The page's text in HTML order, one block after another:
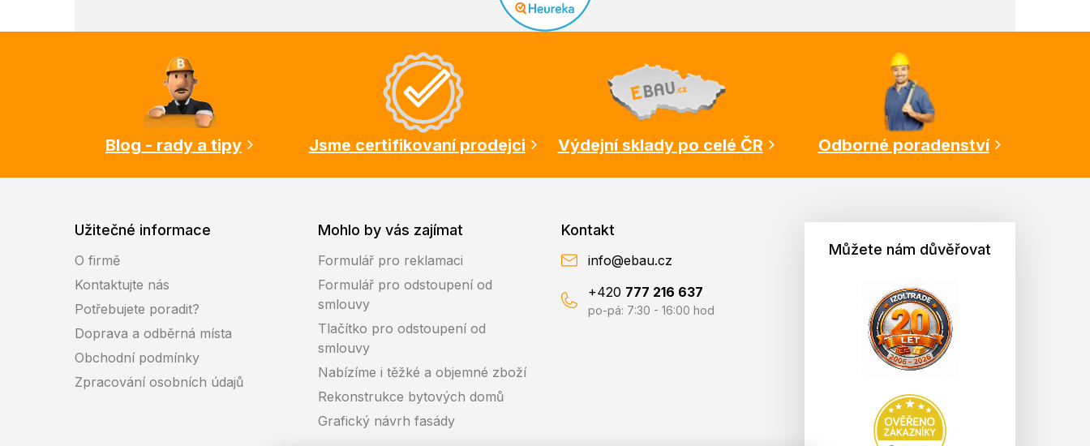
Blog - rady a tipy
Jsme certifikovaní prodejci Výdejní sklady po celé ČR Odborné poradenství
Užitečné informace
O firmě
Kontaktujte nás
Potřebujete poradit?
Doprava a odběrná místa
Obchodní podmínky
Zpracování osobních údajů
Mohlo by vás zajímat
Formulář pro reklamaci
Formulář pro odstoupení od
smlouvy
Tlačítko pro odstoupení od
smlouvy
Nabízíme i těžké a objemné zboží
Rekonstrukce bytových domů
Grafický návrh fasády
Kontakt
info@ebau.cz
+420 777 216 637
po-pá: 7:30 - 16:00 hod
Můžete nám důvěřovat